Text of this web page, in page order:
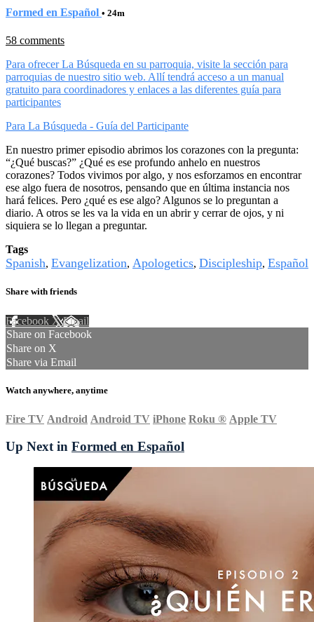
Formed en Español • 24m
58 comments
Para ofrecer La Búsqueda en su parroquia, visite la sección para
parroquias de nuestro sitio web. Allí tendrá acceso a un manual
gratuito para coordinadores y enlaces a las diferentes guía para
participantes
Para La Búsqueda - Guía del Participante
En nuestro primer episodio abrimos los corazones con la pregunta:
“¿Qué buscas?” ¿Qué es ese profundo anhelo en nuestros
corazones? Todos vivimos por algo, y nos esforzamos en encontrar
ese algo fuera de nosotros, pensando que en última instancia nos
hará felices. Pero ¿qué es ese algo? Algunos se lo preguntan a
diario. A otros se les va la vida en un abrir y cerrar de ojos, y ni
siquiera se lo llegan a preguntar.
Tags
Spanish, Evangelization, Apologetics, Discipleship, Español
Share with friends
Facebook XEmail
Share on Facebook
Share on X
Share via Email
Watch anywhere, anytime
Fire TV Android Android TV iPhone Roku ® Apple TV
Up Next in Formed en Español